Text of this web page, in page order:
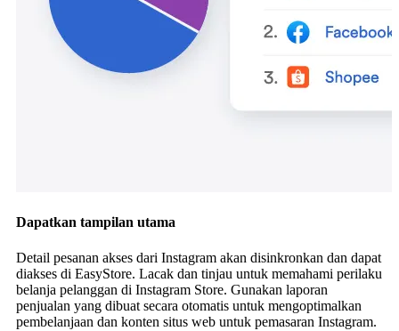
Dapatkan tampilan utama
Detail pesanan akses dari Instagram akan disinkronkan dan dapat
diakses di EasyStore. Lacak dan tinjau untuk memahami perilaku
belanja pelanggan di Instagram Store. Gunakan laporan
penjualan yang dibuat secara otomatis untuk mengoptimalkan
pembelanjaan dan konten situs web untuk pemasaran Instagram.